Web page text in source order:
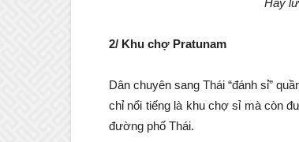
Hãy
2/ Khu chợ Pratunam
Dân chuyên sang Thái “đánh sỉ”
chỉ nổi tiếng là khu chợ sỉ mà còn
đường phố Thái.